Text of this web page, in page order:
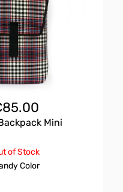
85.00
Mini
of Stock
Color